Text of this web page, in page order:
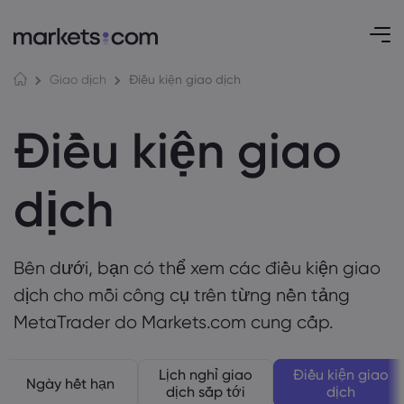
Giao dịch Điều kiện giao dịch
Điều kiện giao
dịch
Bên dưới, bạn có thể xem các điều kiện giao
dịch cho mỗi công cụ trên từng nền tảng
MetaTrader do Markets.com cung cấp.
Ngày hết hạn
Lịch nghỉ giao
dịch sắp tới
Điều kiện giao
dịch